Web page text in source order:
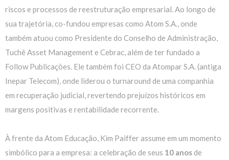
riscos e processos de reestruturação empresarial. Ao longo de
sua trajetória, co-fundou empresas como Atom S.A.,
onde
também atuou como Presidente do Conselho de Administração,
Tuchê Asset Management e Cebrac , além de ter fundado a
Follow Publicações . Ele também foi CEO da Atompar S.A . (antiga
Inepar Telecom), onde liderou o turnaround de uma companhia
em recuperação judicial, revertendo prejuízos históricos em
margens positivas e rentabilidade recorrente.
À frente da Atom Educação, Kim Paiffer assume em um momento
simbólico para a empresa: a celebração de seus 10 anosde